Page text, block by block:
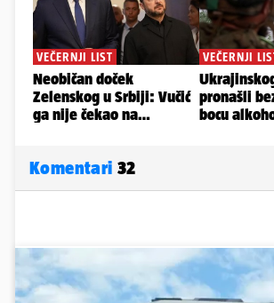
Komentari 32